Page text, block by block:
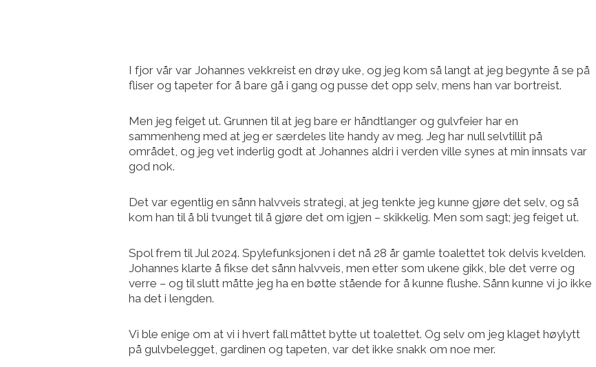
I fjor vår var Johannes vekkreist en drøy uke, og jeg kom så langt at jeg begynte å se på
fliser og tapeter for å bare gå i gang og pusse det opp selv, mens han var bortreist.
Men jeg feiget ut. Grunnen til at jeg bare er håndtlanger og gulvfeier har en
sammenheng med at jeg er særdeles lite handy av meg. Jeg har null selvtillit på
området, og jeg vet inderlig godt at Johannes aldri i verden ville synes at min innsats var
god nok.
Det var egentlig en sånn halvveis strategi, at jeg tenkte jeg kunne gjøre det selv, og så
kom han til å bli tvunget til å gjøre det om igjen – skikkelig. Men som sagt; jeg feiget ut.
Spol frem til Jul 2024. Spylefunksjonen i det nå 28 år gamle toalettet tok delvis kvelden.
Johannes klarte å fikse det sånn halvveis, men etter som ukene gikk, ble det verre og
verre – og til slutt måtte jeg ha en bøtte stående for å kunne flushe. Sånn kunne vi jo ikke
ha det i lengden.
Vi ble enige om at vi i hvert fall måttet bytte ut toalettet. Og selv om jeg klaget høylytt
på gulvbelegget, gardinen og tapeten, var det ikke snakk om noe mer.